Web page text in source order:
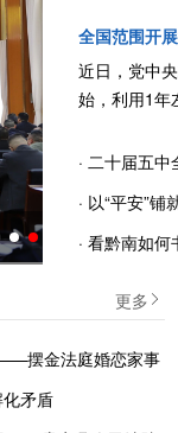
全国范围开
近日，党中
始，利用1年
· 二十届五中
· 以“平安”
黔南”建设综
· 看黔南如何
更多
——摆金法庭婚恋家事
矛盾